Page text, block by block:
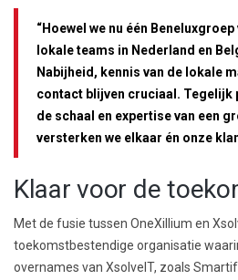
“Hoewel we nu één
lokale teams in Nederland en
Nabijheid, kennis van de lokale
contact blijven cruciaal. Tegelijk
de schaal en expertise van een
versterken we elkaar én onze
Klaar voor de
Met de fusie tussen OneXillium en
toekomstbestendige organisatie
overnames van XsolveIT, zoals